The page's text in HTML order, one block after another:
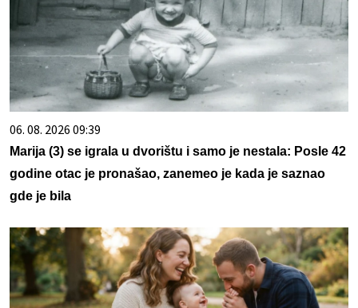
06. 08. 2026 09:39
Marija (3) se igrala u dvorištu i samo je nestala: Posle 42
godine otac je pronašao, zanemeo je kada je saznao
gde je bila